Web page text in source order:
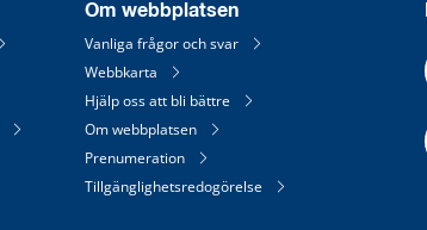
Om webbplatsen
Vanliga frågor och svar
Webbkarta
Hjälp oss att bli bättre
Om webbplatsen
Prenumeration
Tillgänglighetsredogörelse